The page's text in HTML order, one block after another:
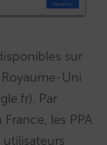
sur
Uni
Par
les PPA
utilisateurs